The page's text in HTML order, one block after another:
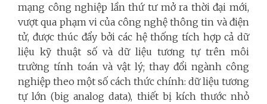
mạng công nghiệp lần thứ tư mở ra thời đại mới,
vượt qua phạm vi của công nghệ thông tin và điện
tử, được thúc đẩy bởi các hệ thống tích hợp cả dữ
liệu kỹ thuật số và dữ liệu tương tự trên môi
trường tính toán và vật lý; thay đổi ngành công
nghiệp theo một số cách thức chính: dữ liệu tương
tự lớn (big analog data), thiết bị kích thước nhỏ